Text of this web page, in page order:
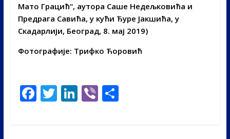
Мато Грацић“, аутора Саше Недељковића и
Предрага Савића, у кући Ђуре Јакшића, у
Скадарлији, Београд, 8. мај 2019)
Фотографије: Трифко Ћоровић
F T Li Vi S